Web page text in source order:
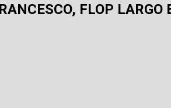
FLOP LARGO